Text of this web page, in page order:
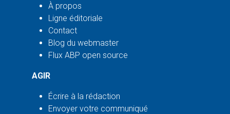
À propos
Ligne éditoriale
Contact
Blog du webmaster
Flux ABP open source
AGIR
Écrire à la rédaction
Envoyer votre communiqué